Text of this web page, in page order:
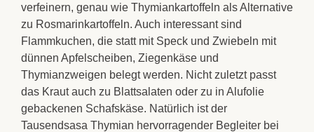
verfeinern, genau wie Thymiankartoffeln als Alternative
zu Rosmarinkartoffeln. Auch interessant sind
Flammkuchen, die statt mit Speck und Zwiebeln mit
dünnen Apfelscheiben, Ziegenkäse und
Thymianzweigen belegt werden. Nicht zuletzt passt
das Krautauch zu Blattsalaten oder zu in Alufolie
gebackenen Schafskäse. Natürlich ist der
Tausendsasa Thymian hervorragender Begleiter bei